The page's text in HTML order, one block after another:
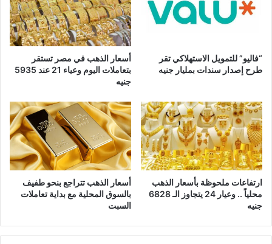
“فاليو” للتمويل الاستهلاكي تقر
طرح إصدار سندات بمليار جنيه
أسعار الذهب في مصر تستقر
بتعاملات اليوم وعياء 21 عند 5935
جنيه
ارتفاعات ملحوظة بأسعار الذهب
محلياً .. وعيار 24 يتجاوز الـ 6828
جنيه
أسعار الذهب تتراجع بنحو طفيف
بالسوق المحلية مع بداية تعاملات
السبت